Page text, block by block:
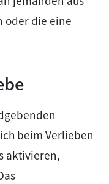
oder die eine
beim Verlieben
aktivieren,